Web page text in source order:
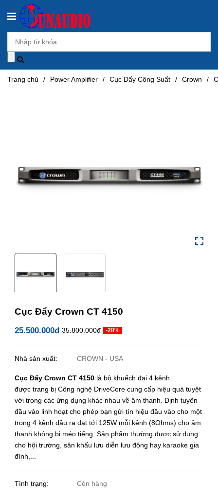
Trang chủ / Power Amplifier / Cục Đẩy Công Suất / Crown /
Cục Đẩy Crown CT 4150
25.500.000đ 35.800.000đ -28%
Nhà sản xuất: CROWN - USA
Cục Đẩy Crown CT 4150 là bộ khuếch đại 4 kênh
được trang bị Công nghệ DriveCore cung cấp hiệu quả tuyệt
vời trong các ứng dụng khác nhau về âm thanh. Định tuyến
đầu vào linh hoạt cho phép bạn gửi tín hiệu đầu vào cho một
trong 4 kênh đầu ra đạt tới 125W mỗi kênh (8Ohms) cho âm
thanh không bị méo tiếng. Sản phẩm thường được sử dụng
cho hội trường, sân khấu lưu diễn lưu động hay karaoke gia
đình,...
Tình trạng: Còn hàng